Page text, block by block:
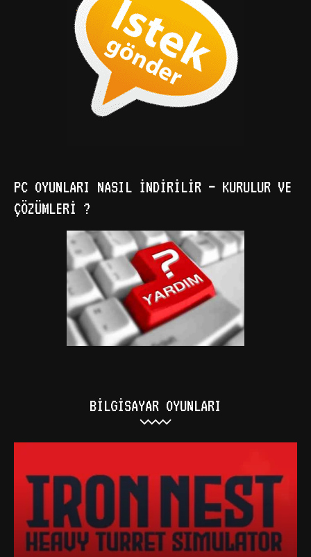
PC OYUNLARI NASIL İNDIRILIR – KURULUR VE
ÇÖZÜMLERI ?
BILGISAYAR OYUNLARI